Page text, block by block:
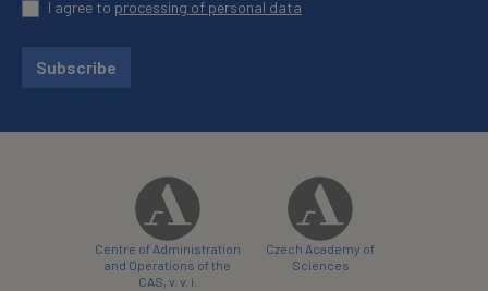
I agree to processing of personal data
Subscribe
Centre of Administration
and Operations of the
CAS, v. v. i.
Czech Academy of
Sciences